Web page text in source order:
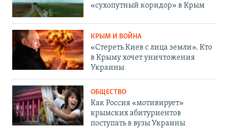
«сухопутный коридор» в Крым
КРЫМ И ВОЙНА
«Стереть Киев с лица земли». Кто
в Крыму хочет уничтожения
Украины
ОБЩЕСТВО
Как Россия «мотивирует»
крымских абитуриентов
поступать в вузы Украины